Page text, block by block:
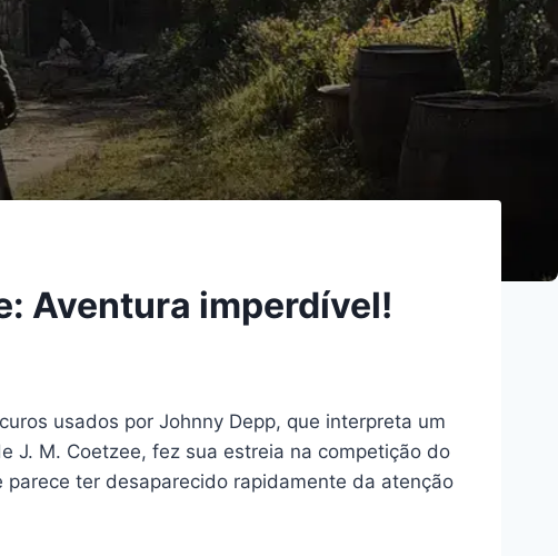
Aventura imperdível!
usados por Johnny Depp, que interpreta um
J. M. Coetzee, fez sua estreia na competição do
ter desaparecido rapidamente da atenção